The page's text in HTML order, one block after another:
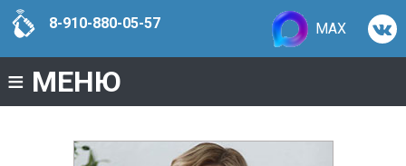
8-910-880-05-57 MAX
≡ МЕНЮ